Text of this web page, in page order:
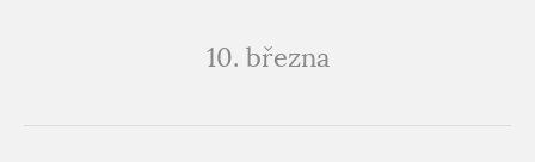
10. března